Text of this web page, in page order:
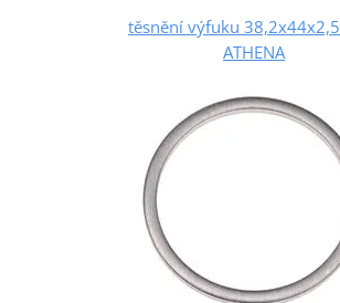
těsnění výfuku
ATHENA